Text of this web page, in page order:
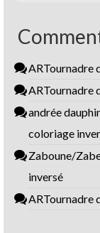
ARTournadre
ARTournadre
andrée
coloriage
Zaboune/
inversé
ARTournadre